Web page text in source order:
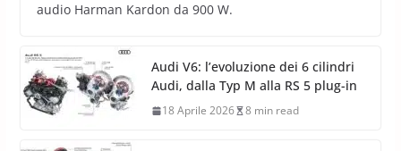
audio Harman Kardon da 900 W.
Audi V6: l’evoluzione dei 6 cilindri
Audi, dalla Typ M alla RS 5 plug-in
18 Aprile 2026 8 min read